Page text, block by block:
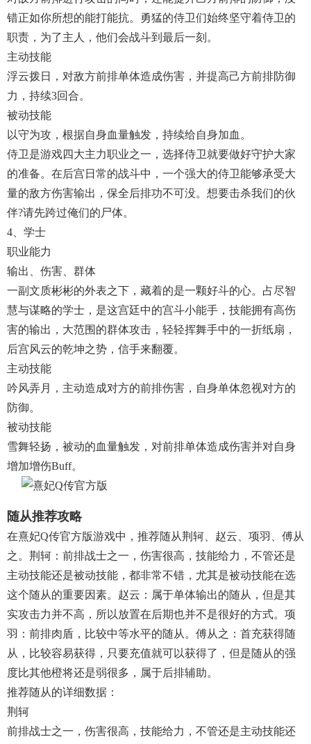
错正如你所想的能打能抗。勇猛的侍卫们始终坚守着侍卫的
职责，为了主人，他们会战斗到最后一刻。
主动技能
浮云拨日，对敌方前排单体造成伤害，并提高己方前排防御
力，持续3回合。
被动技能
以守为攻，根据自身血量触发，持续给自身加血。
侍卫是游戏四大主力职业之一，选择侍卫就要做好守护大家
的准备。在后宫日常的战斗中，一个强大的侍卫能够承受大
量的敌方伤害输出，保全后排功不可没。想要击杀我们的伙
伴?请先跨过俺们的尸体。
4、学士
职业能力
输出、伤害、群体
一副文质彬彬的外表之下，藏着的是一颗好斗的心。占尽智
慧与谋略的学士，是这宫廷中的宫斗小能手，技能拥有高伤
害的输出，大范围的群体攻击，轻轻挥舞手中的一折纸扇，
后宫风云的乾坤之势，信手来翻覆。
主动技能
吟风弄月，主动造成对方的前排伤害，自身单体忽视对方的
防御。
被动技能
雪舞轻扬，被动的血量触发，对前排单体造成伤害并对自身
增加增伤buff。
随从推荐攻略
在熹妃Q传官方版游戏中，推荐随从荆轲、赵云、项羽、傅从
之。荆轲：前排战士之一，伤害很高，技能给力，不管还是
主动技能还是被动技能，都非常不错，尤其是被动技能在选
这个随从的重要因素。赵云：属于单体输出的随从，但是其
实攻击力并不高，所以放置在后期也并不是很好的方式。项
羽：前排肉盾，比较中等水平的随从。傅从之：首充获得随
从，比较容易获得，只要充值就可以获得了，但是随从的强
度比其他橙将还是弱很多，属于后排辅助。
推荐随从的详细数据：
荆轲
前排战士之一，伤害很高，技能给力，不管还是主动技能还